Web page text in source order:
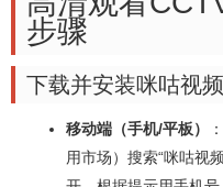
步骤
下载并安装咪咕视
移动端（手机/平板）
用市场）搜索“咪咕视